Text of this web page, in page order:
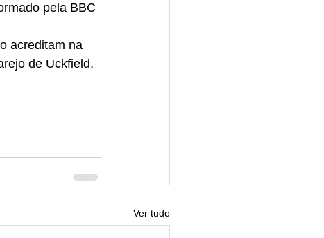
pela BBC
acreditam na
de Uckfield,
Ver tudo